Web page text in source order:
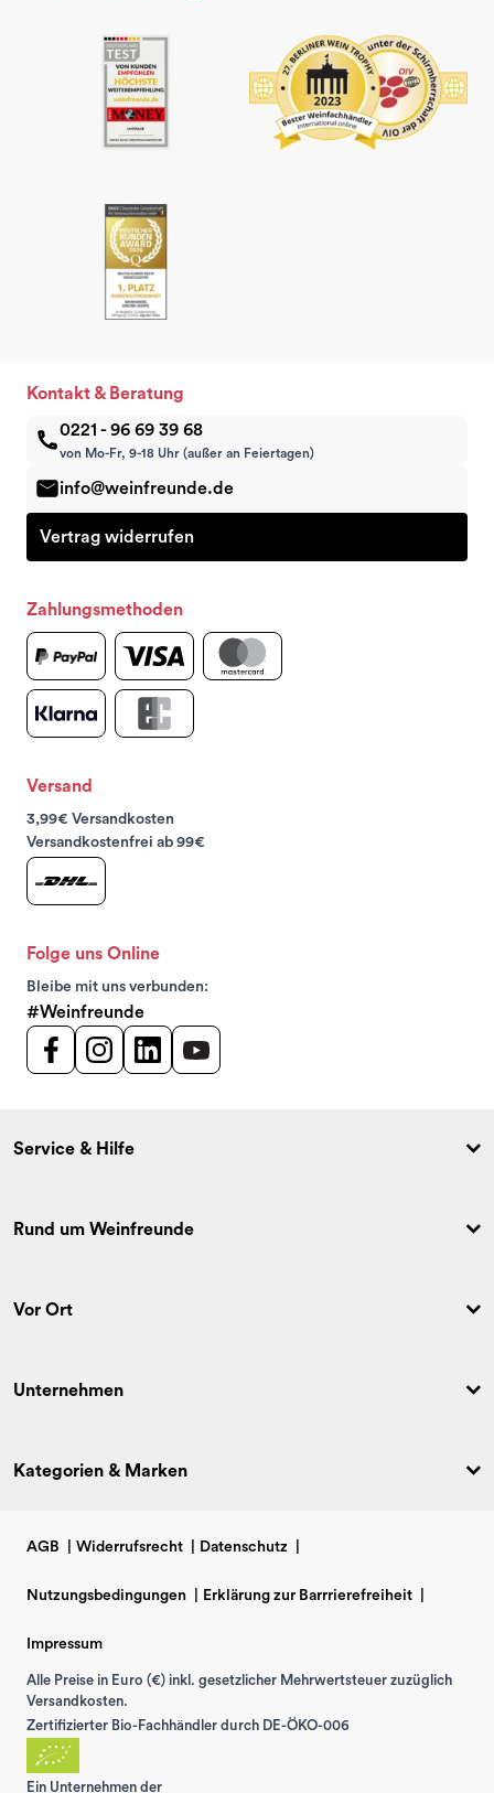
Kontakt & Beratung
0221 - 96 69 39 68
von Mo-Fr, 9-18 Uhr (außer an Feiertagen)
info@weinfreunde.de
Vertrag widerrufen
Zahlungsmethoden
Versand
3,99€ Versandkosten
Versandkostenfrei ab 99€
Folge uns Online
Bleibe mit uns verbunden:
#Weinfreunde
Service & Hilfe
Rund um Weinfreunde
Vor Ort
Unternehmen
Kategorien & Marken
AGB Widerrufsrecht Datenschutz
Nutzungsbedingungen Erklärung zur Barrrierefreiheit
Impressum
Alle Preise in Euro (€) inkl. gesetzlicher Mehrwertsteuer zuzüglich
Versandkosten.
Zertifizierter Bio-Fachhändler durch DE-ÖKO-006
Ein Unternehmen der